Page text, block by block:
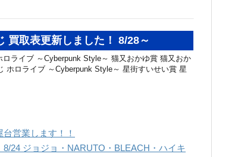
買取表更新しました！ 8/28～
ライブ ～Cyberpunk Style～ 猫又おかゆ賞 猫又おか
ホロライブ ～Cyberpunk Style～ 星街すいせい賞 星
営業します！！
24 ジョジョ・NARUTO・BLEACH・ハイキ